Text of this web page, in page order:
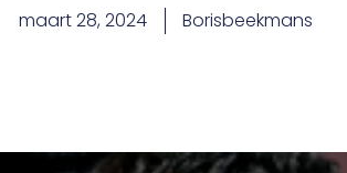
maart 28, 2024 Borisbeekmans